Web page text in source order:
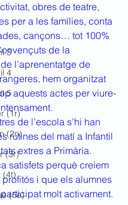
3
4
5
(1r)
(2n)
(3r)
(4t)
(5è)
obres de teatre,
per a les famílies, conta
cançons… tot 100%
de la
l’aprenentatge de
hem organitzat
aquests actes per viure-
de l’escola s’hi han
rutines del matí a Infantil
extres a Primària.
satisfets perquè creiem
profitós i que els alumnes
molt activament.